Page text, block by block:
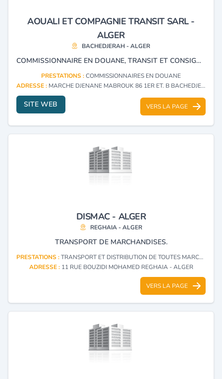
AOUALI ET COMPAGNIE TRANSIT SARL -
ALGER
BACHEDJERAH - ALGER
COMMISSIONNAIRE EN DOUANE, TRANSIT ET CONSIGNATION
PRESTATIONS :COMMISSIONNAIRES EN DOUANE
ADRESSE : MARCHE DJENANE MABROUK 86 1ER ET. B BACHEDJERAH - ALGER
SITE WEB VERS LA PAGE
DISMAC - ALGER
REGHAIA - ALGER
TRANSPORT DE MARCHANDISES.
PRESTATIONS :TRANSPORT ET DISTRIBUTION DE TOUTES MARCHANDISES
ADRESSE : 11 RUE BOUZIDI MOHAMED REGHAIA - ALGER
VERS LA PAGE